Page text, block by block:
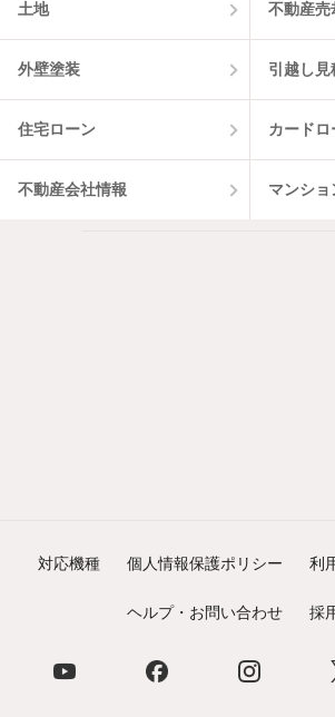
土地 不動産売
外壁塗装 引越し見
住宅ローン カードロ
不動産会社情報 マンショ
対応機種 個人情報保護ポリシー 利
ヘルプ・お問い合わせ 採